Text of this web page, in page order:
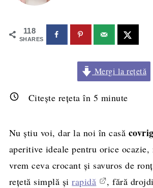
118
SHARES
Mergi la rețetă
Citește rețeta în 5 minute
Nu știu voi, dar la noi în casă
aperitive ideale pentru orice ocazie,
vrem ceva crocant și savuros de
rețetă simplă șirapidă
, fără